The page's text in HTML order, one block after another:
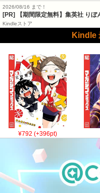
2026/08/16 まで！
[PR] 【期間限定無料】集英社 り
Kindleストア
Kindle
¥792 (+396pt)